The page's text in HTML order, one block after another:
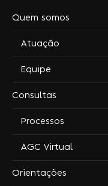
Quem somos
Atuação
Equipe
Consultas
Processos
AGC Virtual
Orientações